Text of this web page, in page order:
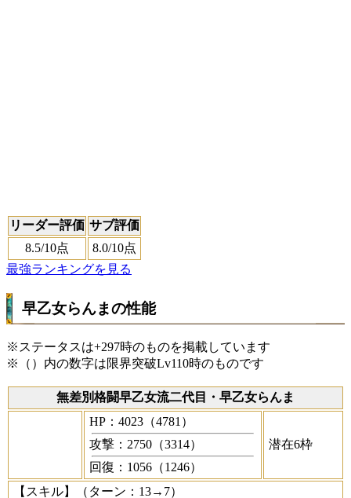
リーダー評価 サブ評価
8.5/10点 8.0/10点
最強ランキングを見る
早乙女らんまの性能
※ステータスは+297時のものを掲載しています
※（）内の数字は限界突破Lv110時のものです
無差別格闘早乙女流二代目・早乙女らんま
HP：4023（4781）
攻撃：2750（3314）
回復：1056（1246）
潜在6枠
【スキル】
（ターン：13→7）